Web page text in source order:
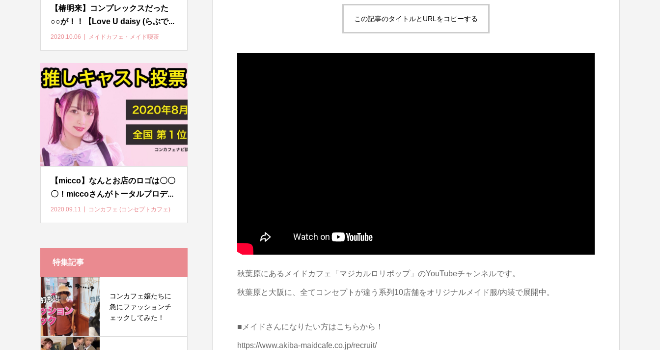
この記事のタイトルとURLをコピーする
秋葉原にあるメイドカフェ「マジカルロリポップ」のYouTubeチャンネルです。
秋葉原と大阪に、全てコンセプトが違う系列10店舗をオリジナルメイド服/内装で展開中。
■メイドさんになりたい方はこちらから！
https://www.akiba-maidcafe.co.jp/recruit/
【椿明来】コンプレックスだった
○○が！！【Love U daisy (らぶで...
2020.10.06 メイドカフェ・メイド喫茶
【micco】なんとお店のロゴは〇〇
〇！miccoさんがトータルプロデ...
2020.09.11 コンカフェ (コンセプトカフェ)
特集記事
コンカフェ嬢たちに
急にファッションチ
ェックしてみた！